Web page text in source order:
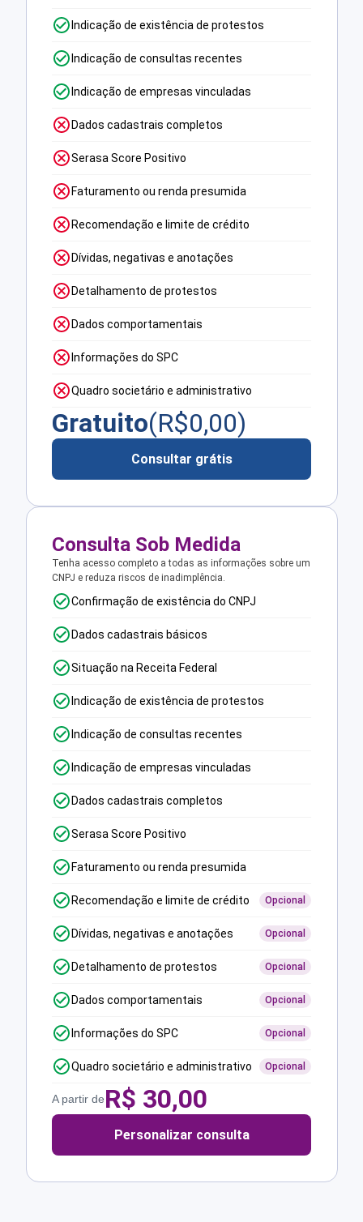
Indicação de existência de protestos
Indicação de consultas recentes
Indicação de empresas vinculadas
Dados cadastrais completos
Serasa Score Positivo
Faturamento ou renda presumida
Recomendação e limite de crédito
Dívidas, negativas e anotações
Detalhamento de protestos
Dados comportamentais
Informações do SPC
Quadro societário e administrativo
Gratuito(R$0,00)
Consultar grátis
Consulta Sob Medida
Tenha acesso completo a todas as informações sobre um
CNPJ e reduza riscos de inadimplência.
Confirmação de existência do CNPJ
Dados cadastrais básicos
Situação na Receita Federal
Indicação de existência de protestos
Indicação de consultas recentes
Indicação de empresas vinculadas
Dados cadastrais completos
Serasa Score Positivo
Faturamento ou renda presumida
Recomendação e limite de crédito Opcional
Dívidas, negativas e anotações Opcional
Detalhamento de protestos Opcional
Dados comportamentais Opcional
Informações do SPC Opcional
Quadro societário e administrativo Opcional
A partir deR$ 30,00
Personalizar consulta